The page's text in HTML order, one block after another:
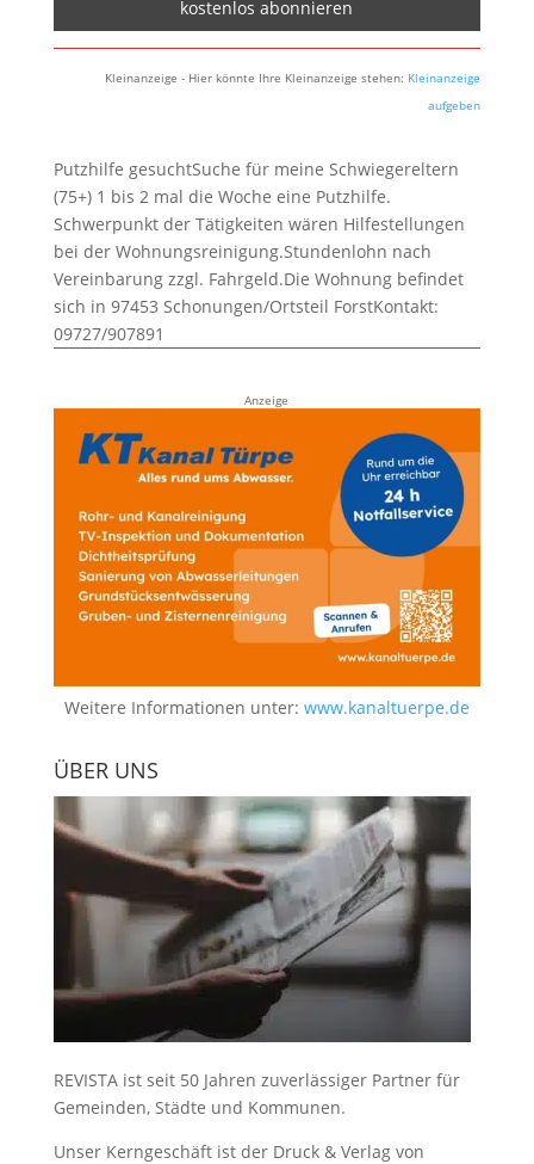
Kleinanzeige - Hier könnte Ihre Kleinanzeige stehen: Kleinanzeige
aufgeben
Putzhilfe gesuchtSuche für meine Schwiegereltern
(75+) 1 bis 2 mal die Woche eine Putzhilfe.
Schwerpunkt der Tätigkeiten wären Hilfestellungen
bei der Wohnungsreinigung.Stundenlohn nach
Vereinbarung zzgl. Fahrgeld.Die Wohnung befindet
sich in 97453 Schonungen/Ortsteil ForstKontakt:
09727/907891
Anzeige
Weitere Informationen unter: www.kanaltuerpe.de
ÜBER UNS
REVISTA ist seit 50 Jahren zuverlässiger Partner für
Gemeinden, Städte und Kommunen.
Unser Kerngeschäft ist der Druck & Verlag von